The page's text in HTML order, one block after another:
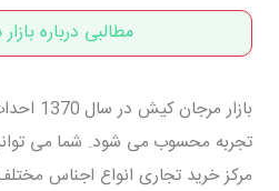
مطالبی درباره
بازار مرجان کیش در سال 1370 احداث گردیده و از
مرکز خرید تجاری انواع اجناس مختلف